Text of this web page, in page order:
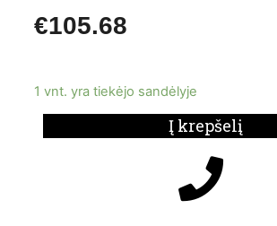
€105.68
1 vnt. yra tiekėjo sandėlyje
Į krepšelį